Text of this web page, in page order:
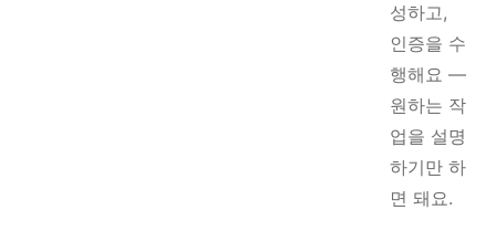
성하고,
인증을 수
행해요 —
원하는 작
업을 설명
하기만 하
면 돼요.